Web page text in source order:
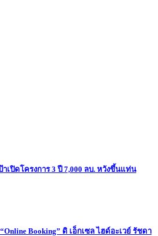
เปิดโครงการ 3 ปี 7,000 ลบ. หวังขึ้นแท่น
Booking” ดิ เอ็กเซล ไฮด์อะเวย์ รัชดา